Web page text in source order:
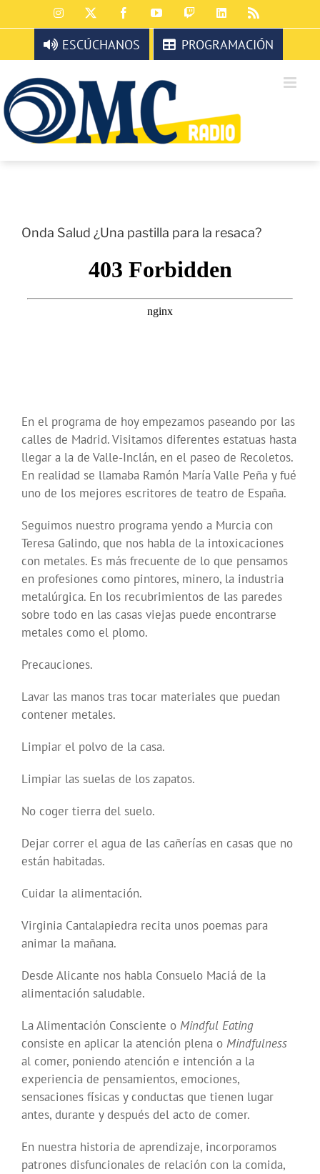
al
contenido
Instagram FacebookYouTubeTwitchLinkedIn
ESCÚCHANOS PROGRAMACIÓN
Onda Salud ¿Una pastilla para la resaca?
En el programa de hoy empezamos paseando por las
calles de Madrid. Visitamos diferentes estatuas hasta
llegar a la de Valle-Inclán, en el paseo de Recoletos.
En realidad se llamaba Ramón María Valle Peña y fué
uno de los mejores escritores de teatro de España.
Seguimos nuestro programa yendo a Murcia con
Teresa Galindo, que nos habla de la intoxicaciones
con metales. Es más frecuente de lo que pensamos
en profesiones como pintores, minero, la industria
metalúrgica. En los recubrimientos de las paredes
sobre todo en las casas viejas puede encontrarse
metales como el plomo.
Precauciones.
Lavar las manos tras tocar materiales que puedan
contener metales.
Limpiar el polvo de la casa.
Limpiar las suelas de los zapatos.
No coger tierra del suelo.
Dejar correr el agua de las cañerías en casas que no
están habitadas.
Cuidar la alimentación.
Virginia Cantalapiedra recita unos poemas para
animar la mañana.
Desde Alicante nos habla Consuelo Maciá de la
alimentación saludable.
La Alimentación Consciente o Mindful Eating
consiste en aplicar la atención plena o Mindfulness
al comer, poniendo atención e intención a la
experiencia de pensamientos, emociones,
sensaciones físicas y conductas que tienen lugar
antes, durante y después del acto de comer.
En nuestra historia de aprendizaje, incorporamos
patrones disfuncionales de relación con la comida,